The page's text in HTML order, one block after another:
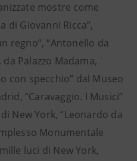
mostre come
di Giovanni Ricca”,
regno”, “Antonello da
Palazzo Madama,
con specchio” dal Museo
“Caravaggio. I Musici”
New York, “Leonardo da
Monumentale
luci di New York,